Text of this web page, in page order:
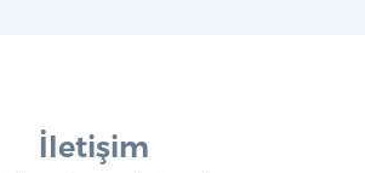
İletişim